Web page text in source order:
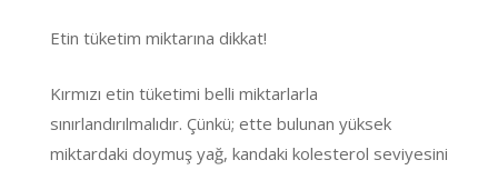
Etin tüketim miktarına dikkat!
Kırmızı etin tüketimi belli miktarlarla
sınırlandırılmalıdır. Çünkü; ette bulunan yüksek
miktardaki doymuş yağ, kandaki kolesterol seviyesini